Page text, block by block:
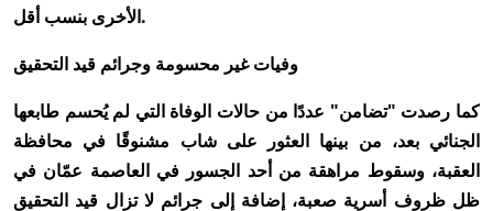
الأخرى بنسب أقل.
وفيات غير محسومة وجرائم قيد التحقيق
كما رصدت "تضامن" عددًا من حالات الوفاة التي لم يُحسم طابعها
الجنائي بعد، من بينها العثور على شاب مشنوقًا في محافظة
العقبة، وسقوط مراهقة من أحد الجسور في العاصمة عمّان في
ظل ظروف أسرية صعبة، إضافة إلى جرائم لا تزال قيد التحقيق